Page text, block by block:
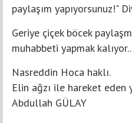
paylaşım yapıyorsunuz!"
Geriye çiçek böcek
muhabbeti yapmak
Nasreddin Hoca haklı.
Elin ağzı ile hareket eden
Abdullah GÜLAY